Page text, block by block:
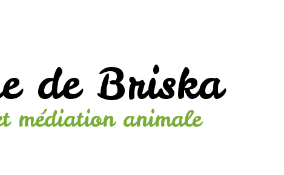
de Briska
médiation animale